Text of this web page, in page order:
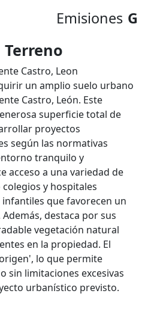
Emisiones G
Castro, Leon
un amplio suelo urbano
Castro, León. Este
superficie total de
proyectos
según las normativas
tranquilo y
acceso a una variedad de
y hospitales
que favorecen un
destaca por sus
vegetación natural
en la propiedad. El
lo que permite
sin limitaciones excesivas
urbanístico previsto.